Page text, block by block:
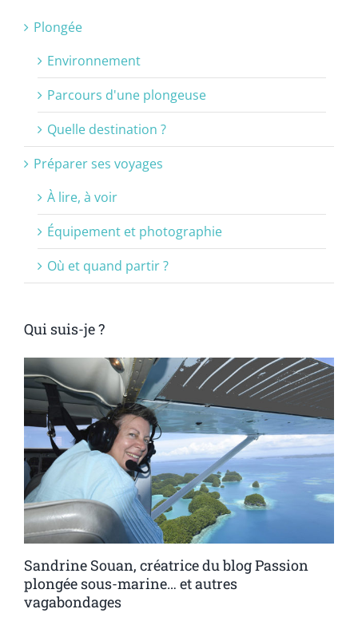
Plongée
Environnement
Parcours d'une plongeuse
Quelle destination ?
Préparer ses voyages
À lire, à voir
Équipement et photographie
Où et quand partir ?
Qui suis-je ?
Sandrine Souan, créatrice du blog Passion
plongée sous-marine… et autres
vagabondages